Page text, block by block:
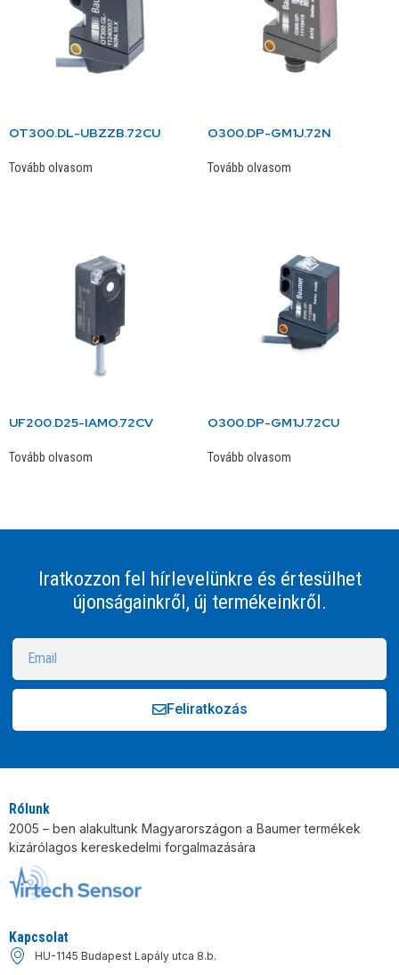
OT300.DL-UBZZB.72CU
Tovább olvasom
O300.DP-GM1J.72N
Tovább olvasom
UF200.D25-IAMO.72CV
Tovább olvasom
O300.DP-GM1J.72CU
Tovább olvasom
Iratkozzon fel hírlevelünkre és értesülhet
újonságainkről, új termékeinkről.
Feliratkozás
Rólunk
2005 – ben alakultunk Magyarországon a Baumer termékek
kizárólagos kereskedelmi forgalmazására
Kapcsolat
HU-1145 Budapest Lapály utca 8.b.